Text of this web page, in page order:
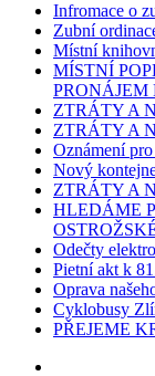
Infromace o
Zubní
Místní
MÍSTNÍ
PRONÁJEM
ZTRÁTY A
ZTRÁTY A
Oznámení
Nový
ZTRÁTY A
HLEDÁME
Odečty
Pietní akt k
Oprava
Cyklobusy
PŘEJEME